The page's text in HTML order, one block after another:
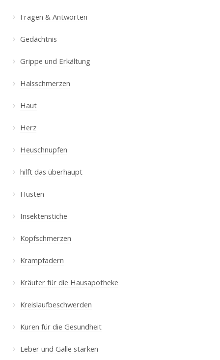
Fragen & Antworten
Gedächtnis
Grippe und Erkältung
Halsschmerzen
Haut
Herz
Heuschnupfen
hilft das überhaupt
Husten
Insektenstiche
Kopfschmerzen
Krampfadern
Kräuter für die Hausapotheke
Kreislaufbeschwerden
Kuren für die Gesundheit
Leber und Galle stärken